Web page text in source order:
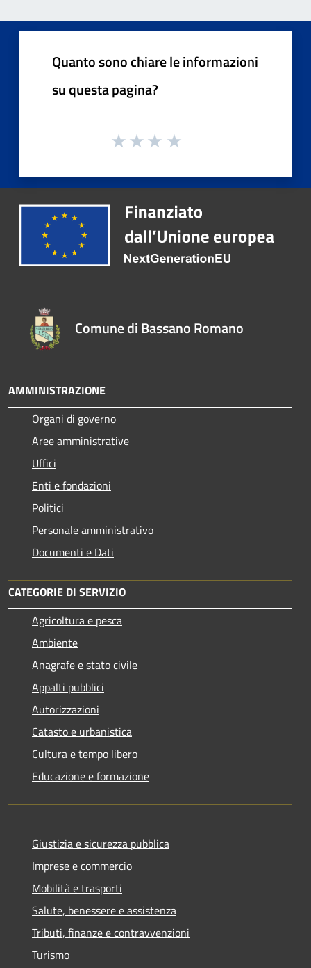
Quanto sono chiare le informazioni
su questa pagina?
Comune di Bassano Romano
AMMINISTRAZIONE
Organi di governo
Aree amministrative
Uffici
Enti e fondazioni
Politici
Personale amministrativo
Documenti e Dati
CATEGORIE DI SERVIZIO
Agricoltura e pesca
Ambiente
Anagrafe e stato civile
Appalti pubblici
Autorizzazioni
Catasto e urbanistica
Cultura e tempo libero
Educazione e formazione
Giustizia e sicurezza pubblica
Imprese e commercio
Mobilità e trasporti
Salute, benessere e assistenza
Tributi, finanze e contravvenzioni
Turismo